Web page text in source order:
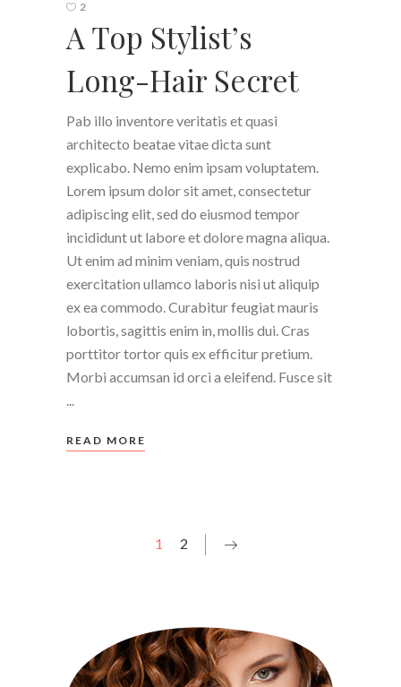
2
A Top Stylist’s
Long-Hair Secret
Pab illo inventore veritatis et quasi
architecto beatae vitae dicta sunt
explicabo. Nemo enim ipsam voluptatem.
Lorem ipsum dolor sit amet, consectetur
adipiscing elit, sed do eiusmod tempor
incididunt ut labore et dolore magna aliqua.
Ut enim ad minim veniam, quis nostrud
exercitation ullamco laboris nisi ut aliquip
ex ea commodo. Curabitur feugiat mauris
lobortis, sagittis enim in, mollis dui. Cras
porttitor tortor quis ex efficitur pretium.
Morbi accumsan id orci a eleifend. Fusce sit
READ MORE
1 2